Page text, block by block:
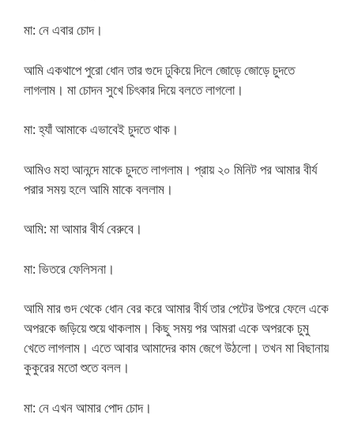
মা: নে এবার চোদ।
আমি একথাপে পুরো ধোন তার গুদে ঢুকিয়ে দিলে জোড়ে জোড়ে চুদতে
লাগলাম। মা চোদন সুখে চিৎকার দিয়ে বলতে লাগলো।
মা: হ্যাঁ আমাকে এভাবেই চুদতে থাক।
আমিও মহা আনন্দে মাকে চুদতে লাগলাম। প্রায় ২০ মিনিট পর আমার বীর্য
পরার সময় হলে আমি মাকে বললাম।
আমি: মা আমার বীর্য বেরুবে।
মা: ভিতরে ফেলিসনা।
আমি মার গুদ থেকে ধোন বের করে আমার বীর্য তার পেটের উপরে ফেলে একে
অপরকে জড়িয়ে শুয়ে থাকলাম। কিছু সময় পর আমরা একে অপরকে চুমু
খেতে লাগলাম। এতে আবার আমাদের কাম জেগে উঠলো। তখন মা বিছানায়
কুকুরের মতো শুতে বলল।
মা: নে এখন আমার পোদ চোদ।